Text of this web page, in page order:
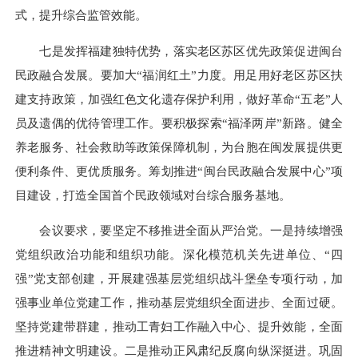
式，提升综合监管效能。
七是发挥福建独特优势，落实老区苏区优先政策促进闽台
民政融合发展。要加大“福润红土”力度。用足用好老区苏区扶
建支持政策，加强红色文化遗存保护利用，做好革命“五老”人
员及遗偶的优待管理工作。要积极探索“福泽两岸”新路。健全
养老服务、社会救助等政策保障机制，为台胞在闽发展提供更
便利条件、更优质服务。筹划推进“闽台民政融合发展中心”项
目建设，打造全国首个民政领域对台综合服务基地。
会议要求，要坚定不移推进全面从严治党。一是持续增强
党组织政治功能和组织功能。深化模范机关先进单位、“四
强”党支部创建，开展建强基层党组织战斗堡垒专项行动，加
强事业单位党建工作，推动基层党组织全面进步、全面过硬。
坚持党建带群建，推动工青妇工作融入中心、提升效能，全面
推进精神文明建设。二是推动正风肃纪反腐向纵深挺进。巩固